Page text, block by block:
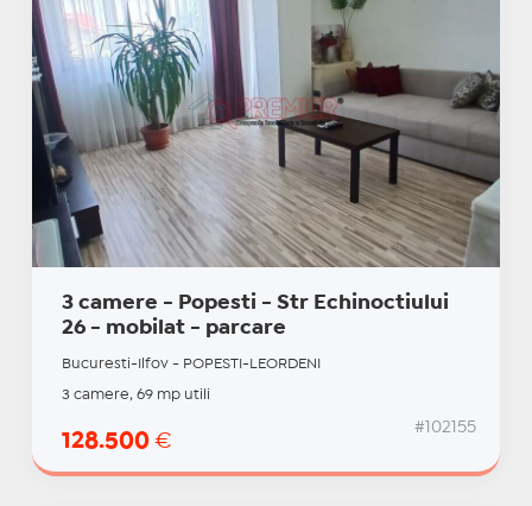
3 camere - Popesti - Str Echinoctiului
26 - mobilat - parcare
Bucuresti-Ilfov - POPESTI-LEORDENI
3 camere, 69 mp utili
128.500 €
#102155